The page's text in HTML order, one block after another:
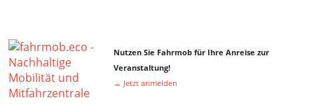
Nutzen Sie Fahrmob für Ihre Anreise zur
Veranstaltung!
→ Jetzt anmelden